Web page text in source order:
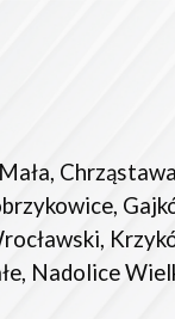
Nadolice